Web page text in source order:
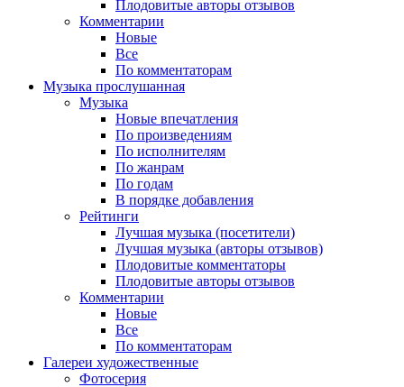
Плодовитые авторы отзывов
Комментарии
Новые
Все
По комментаторам
Музыка прослушанная
Музыка
Новые впечатления
По произведениям
По исполнителям
По жанрам
По годам
В порядке добавления
Рейтинги
Лучшая музыка (посетители)
Лучшая музыка (авторы отзывов)
Плодовитые комментаторы
Плодовитые авторы отзывов
Комментарии
Новые
Все
По комментаторам
Галереи художественные
Фотосерия